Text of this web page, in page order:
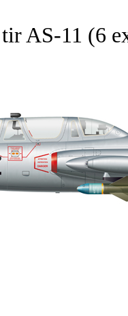
AS-11 (6